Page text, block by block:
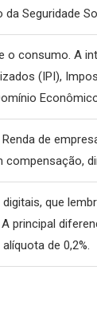
Seguridade
o consumo. A
(IPI),
de
que
principal
de 0,2%.